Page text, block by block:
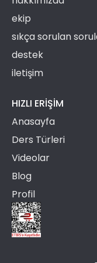
ekip
sıkça sorulan
destek
iletişim
HIZLI ERIŞIM
Anasayfa
Ders Türleri
Videolar
Blog
Profil